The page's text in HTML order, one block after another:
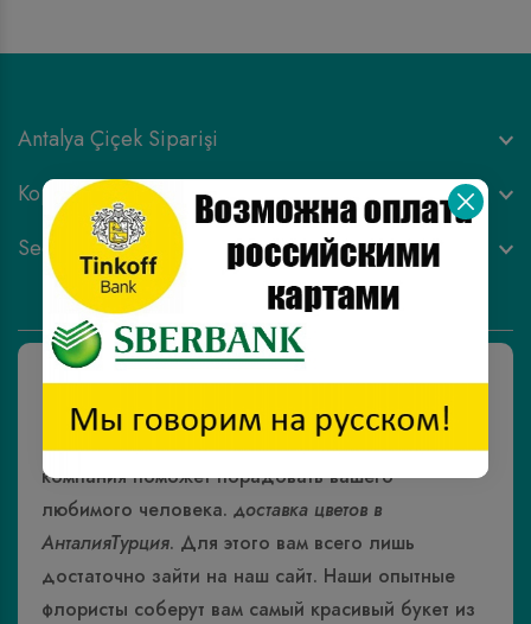
Antalya Çiçek Siparişi
Корпоративное & конфиденциальность
Seo параметры страниц
доставка цветов в Анталию. Доставка Цветов
по всей Анталии Так же доставка цветов
осуществляется в Отели Анталии. Наша
компания поможет порадовать вашего
любимого человека. доставка цветов в
АнталияТурция. Для этого вам всего лишь
достаточно зайти на наш сайт. Наши опытные
флористы соберут вам самый красивый букет из